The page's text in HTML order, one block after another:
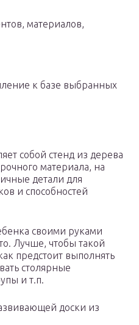
материалов,
к базе выбранных
собой стенд из дерева
материала, на
детали для
и способностей
своими руками
Лучше, чтобы такой
предстоит выполнять
столярные
и т.п.
доски из